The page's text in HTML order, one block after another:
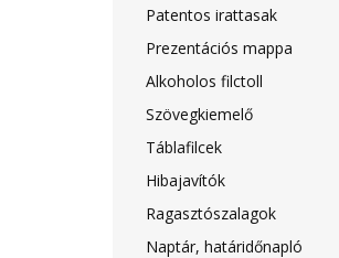
Patentos irattasak
Prezentációs mappa
Alkoholos filctoll
Szövegkiemelő
Táblafilcek
Hibajavítók
Ragasztószalagok
Naptár, határidőnapló